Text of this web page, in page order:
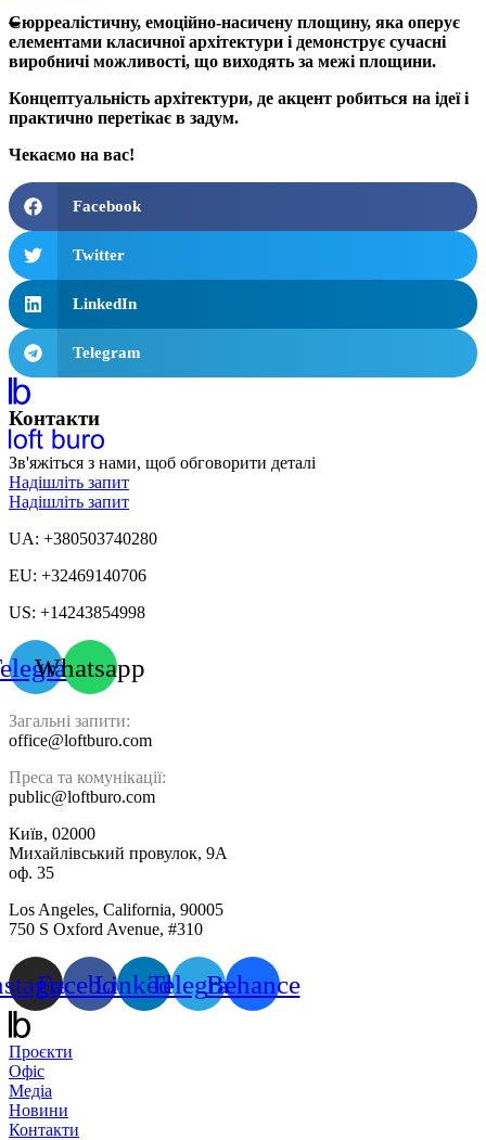
Сюрреалістичну, емоційно-насичену площину, яка оперує
елементами класичної архітектури і демонструє сучасні
виробничі можливості, що виходять за межі площини.
Концептуальність архітектури, де акцент робиться на ідеї і
практично перетікає в задум.
Чекаємо на вас!
Facebook
Twitter
LinkedIn
Telegram
Контакти
Зв'яжіться з нами, щоб обговорити деталі
Надішліть запит
Надішліть запит
UA: +380503740280
EU: +32469140706
US: +14243854998
Whatsapp
Загальні запити:
office@loftburo.com
Преса та комунікації:
public@loftburo.com
Київ, 02000
Михайлівський провулок, 9А
оф. 35
Los Angeles, California, 90005
750 S Oxford Avenue, #310
FacebookLinkedinTelegramBehance
Проєкти
Офіс
Медіа
Новини
Контакти